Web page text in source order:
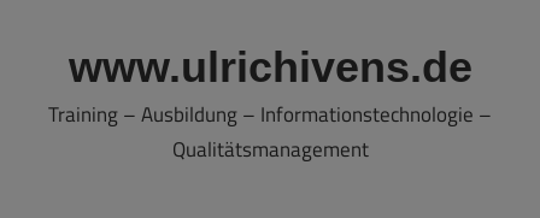
springen
www.ulrichivens.de
Training – Ausbildung – Informationstechnologie –
Qualitätsmanagement